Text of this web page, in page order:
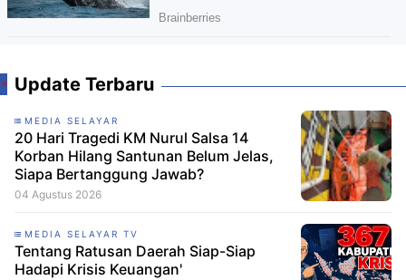
Update Terbaru
MEDIA SELAYAR
20 Hari Tragedi KM Nurul Salsa 14
Korban Hilang Santunan Belum Jelas,
Siapa Bertanggung Jawab?
04 Agustus 2026
MEDIA SELAYAR TV
Tentang Ratusan Daerah Siap-Siap
Hadapi Krisis Keuangan'